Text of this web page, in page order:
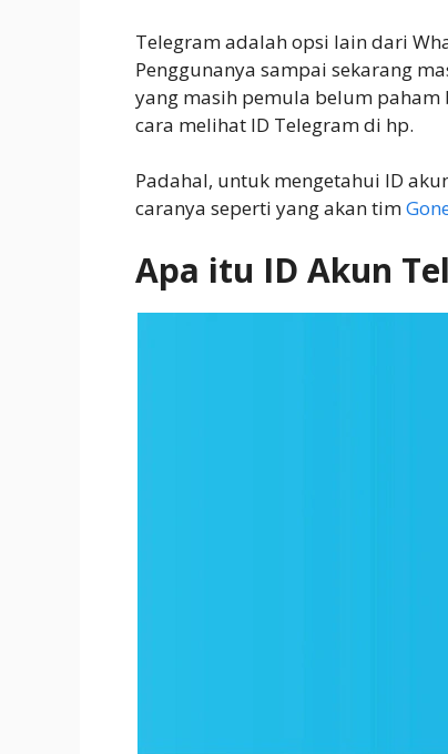
Telegram adalah opsi lain dari
Penggunanya sampai sekarang
yang masih pemula belum
cara melihat ID Telegram di hp.
Padahal, untuk mengetahui ID
caranya seperti yang akan tim
Apa itu ID Akun